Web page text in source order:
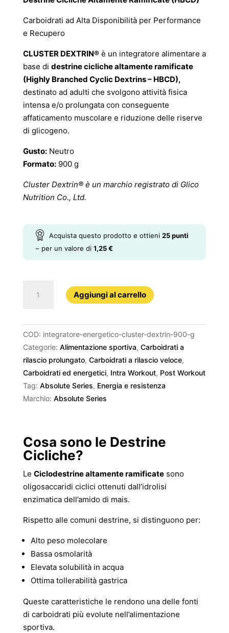
era:
34,50 €.
è:
25,88 €.
Carboidrati ad Alta Disponibilità per Performance
e Recupero
CLUSTER DEXTRIN®è un integratore alimentare a
base di destrine cicliche altamente ramificate
(Highly Branched Cyclic Dextrins – HBCD),
destinato ad adulti che svolgono attività fisica
intensa e/o prolungata con conseguente
affaticamento muscolare e riduzione delle riserve
di glicogeno.
Gusto:Neutro
Formato:900 g
Cluster Dextrin® è un marchio registrato di Glico
Nutrition Co., Ltd.
Acquista questo prodotto e ottieni 25punti
– per un valore di 1,25€
DEXTRIN
g
quantità
Aggiungi al carrello
COD: integratore-energetico-cluster-dextrin-900-g
Categorie: Alimentazione sportiva, Carboidrati a
rilascio prolungato, Carboidrati a rilascio veloce,
Carboidrati ed energetici, Intra Workout, Post Workout
Tag: Absolute Series, Energia e resistenza
Marchio: Absolute Series
Cosa sono le Destrine
Cicliche?
Le Ciclodestrine altamente ramificatesono
oligosaccaridi ciclici ottenuti dall’idrolisi
enzimatica dell’amido di mais.
Rispetto alle comuni destrine, si distinguono per:
Alto peso molecolare
Bassa osmolarità
Elevata solubilità in acqua
Ottima tollerabilità gastrica
Queste caratteristiche le rendono una delle fonti
di carboidrati più evolute nell’alimentazione
sportiva.